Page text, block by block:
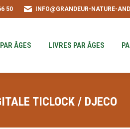
50 INFO@GRANDEUR-NATURE-
ÂGES LIVRES PAR ÂGES
TICLOCK / DJECO
JEUX PAR ÂGES LIVRES PAR ÂGES